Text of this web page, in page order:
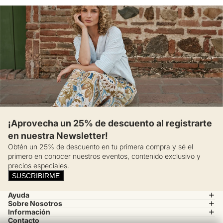
¡Aprovecha un 25% de descuento al registrarte
en nuestra Newsletter!
Obtén un 25% de descuento en tu primera compra y sé el
primero en conocer nuestros eventos, contenido exclusivo y
precios especiales.
SUSCRIBIRME
Ayuda
Sobre Nosotros
Información
Contacto